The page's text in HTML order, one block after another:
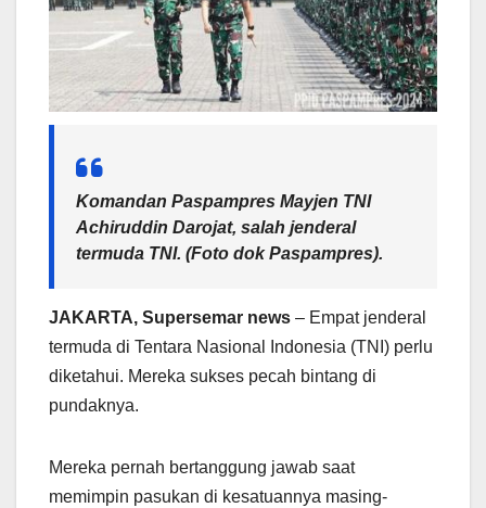
Komandan Paspampres Mayjen TNI
Achiruddin Darojat, salah jenderal
termuda TNI. (Foto dok Paspampres).
JAKARTA, Supersemar news – Empat jenderal
termuda di Tentara Nasional Indonesia (TNI) perlu
diketahui. Mereka sukses pecah bintang di
pundaknya.
Mereka pernah bertanggung jawab saat
memimpin pasukan di kesatuannya masing-